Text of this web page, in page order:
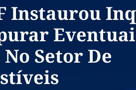
Instaurou
Setor De